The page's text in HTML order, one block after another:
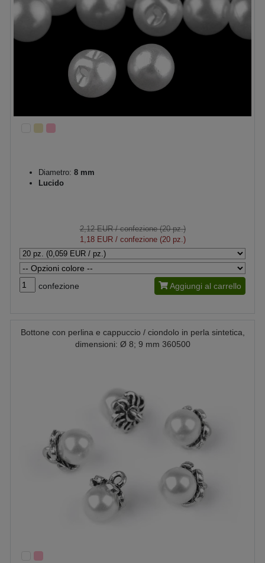
Diametro: 8 mm
Lucido
2,12 EUR/ confezione (20 pz.)
1,18 EUR/ confezione (20 pz.)
confezione Aggiungi al carrello
Bottone con perlina e cappuccio / ciondolo in perla sintetica,
dimensioni: Ø 8; 9 mm 360500